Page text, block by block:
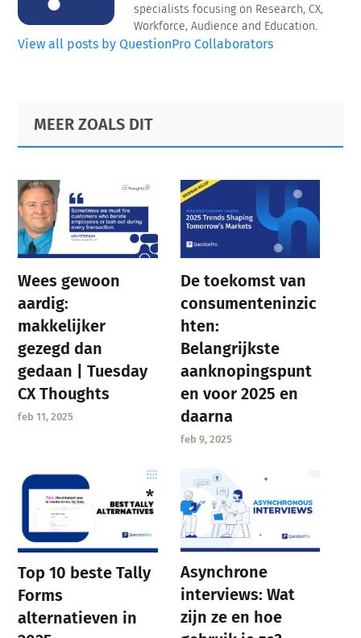
specialists focusing on Research, CX,
Workforce, Audience and Education.
View all posts by QuestionPro Collaborators
Primary
Sidebar
Footer
MEER ZOALS DIT
Wees gewoon
aardig:
makkelijker
gezegd dan
gedaan | Tuesday
CX Thoughts
feb 11, 2025
De toekomst van
consumenteninzic
hten:
Belangrijkste
aanknopingspunt
en voor 2025 en
daarna
feb 9, 2025
Top 10 beste Tally
Forms
alternatieven in
Asynchrone
interviews: Wat
zijn ze en hoe